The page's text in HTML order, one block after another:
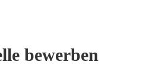
bewerben